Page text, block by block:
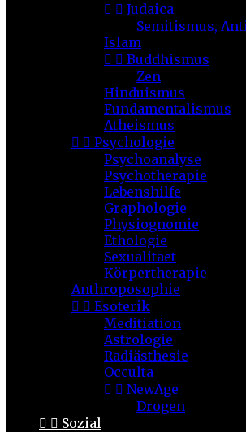
  Judaica
Semitismus,
Islam
  Buddhismus
Zen
Hinduismus
Fundamentalismus
Atheismus
  Psychologie
Psychoanalyse
Psychotherapie
Lebenshilfe
Graphologie
Physiognomie
Ethologie
Sexualitaet
Körpertherapie
Anthroposophie
  Esoterik
Meditiation
Astrologie
Radiästhesie
Occulta
  NewAge
Drogen
  Sozial